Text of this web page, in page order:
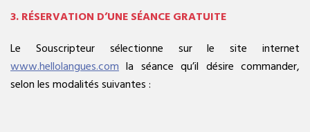
3. RÉSERVATION D’UNE SÉANCE GRATUITE
Le Souscripteur sélectionne sur le site internet
www.hellolangues.com la séance qu’il désire commander,
selon les modalités suivantes :